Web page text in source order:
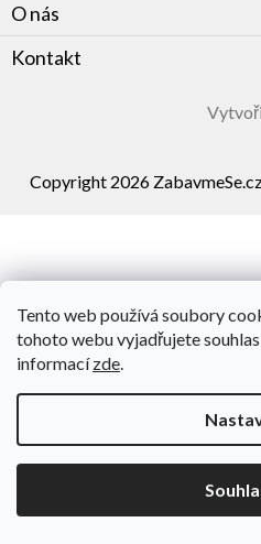
Tento web používá soubory
tohoto webu vyjadřujete
informacízde.
O nás
Kontakt
Copyright 2026